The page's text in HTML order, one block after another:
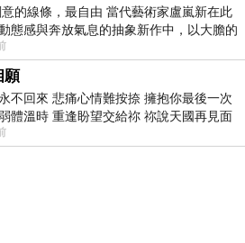
的線條，最自由 當代藝術家盧嵐新在此
態感與奔放氣息的抽象新作中，以大膽的
在白色畫布上揮灑、壓印與流淌
願
不回來 悲痛心情難按捺 擁抱你最後一次
體溫時 重逢盼望交給祢 祢說天國再見面
說別離 他日靈魂再